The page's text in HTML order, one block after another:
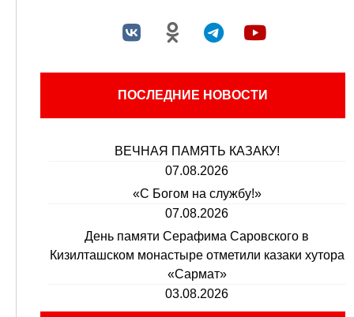
ПОСЛЕДНИЕ НОВОСТИ
ВЕЧНАЯ ПАМЯТЬ КАЗАКУ!
07.08.2026
«С Богом на службу!»
07.08.2026
День памяти Серафима Саровского в
Кизилташском монастыре отметили казаки хутора
«Сармат»
03.08.2026